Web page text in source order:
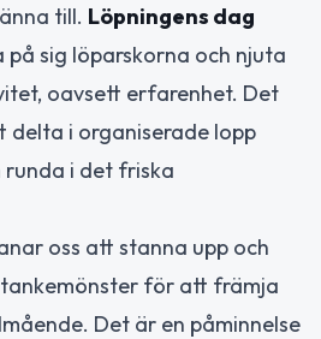
till. Löpningens dag
sig löparskorna och njuta
oavsett erfarenhet. Det
delta i organiserade lopp
runda i det friska
oss att stanna upp och
för att främja
Det är en påminnelse